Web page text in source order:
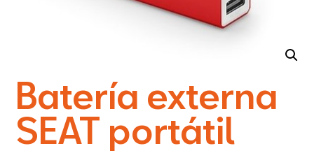
Batería externa
SEAT portátil